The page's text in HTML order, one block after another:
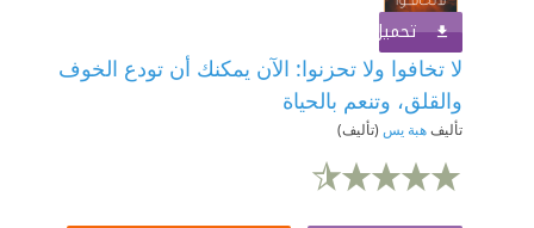
تحميل الكتاب
لا تخافوا ولا تحزنوا: الآن يمكنك أن تودع الخوف
والقلق، وتنعم بالحياة
تأليفهبة يس (تأليف)